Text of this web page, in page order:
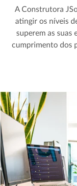
A Construtora
atingir os níveis
superem as suas
cumprimento dos